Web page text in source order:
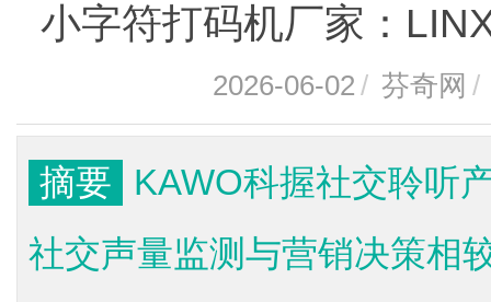
小字符打码机厂家：
2026-06-02 / 芬奇网 /
摘要
KAWO科握社交聆听
社交声量监测与营销决策相